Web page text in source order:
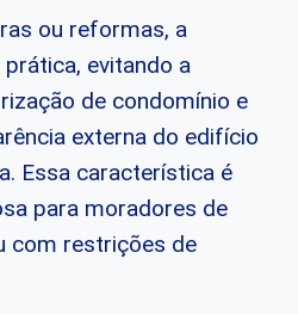
ou reformas, a
evitando a
de condomínio e
externa do edifício
Essa característica é
para moradores de
com restrições de